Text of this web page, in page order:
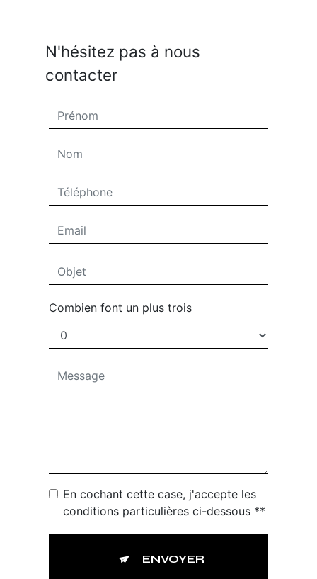
N'hésitez pas à nous
contacter
Combien font un plus trois
En cochant cette case, j'accepte les
conditions particulières ci-dessous **
ENVOYER